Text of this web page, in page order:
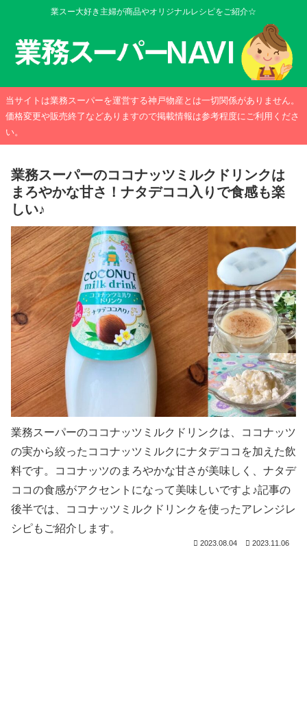
業スー大好き主婦が商品やオリジナルレシピをご紹介☆
当サイトは業務スーパーを運営する神戸物産とは一切関係がありません。
価格変更や販売終了などありますので掲載情報は参考程度にご利用くださ
い。
業務スーパーのココナッツミルクドリンクは
まろやかな甘さ！ナタデココ入りで食感も楽
しい♪
業務スーパーのココナッツミルクドリンクは、ココナッツ
の実から絞ったココナッツミルクにナタデココを加えた飲
料です。ココナッツのまろやかな甘さが美味しく、ナタデ
ココの食感がアクセントになって美味しいですよ♪記事の
後半では、ココナッツミルクドリンクを使ったアレンジレ
シピもご紹介します。
2023.08.04 2023.11.06